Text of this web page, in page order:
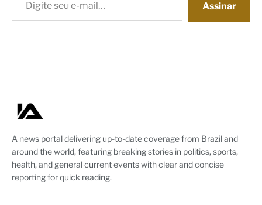
Assinar
A news portal delivering up-to-date coverage from Brazil and
around the world, featuring breaking stories in politics, sports,
health, and general current events with clear and concise
reporting for quick reading.